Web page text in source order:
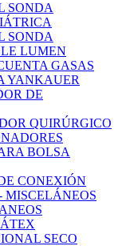
SONDA
SONDA
LUMEN
GASAS
YANKAUER
DE
QUIRÚRGICO
BOLSA
CONEXIÓN
MISCELÁNEOS
SECO